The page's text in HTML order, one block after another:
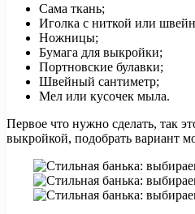
Сама ткань;
Иголка с ниткой или
Ножницы;
Бумага для выкройки;
Портновские булавки;
Швейный сантиметр;
Мел или кусочек мыла.
Первое что нужно сделать, так
выкройкой, подобрать вариант